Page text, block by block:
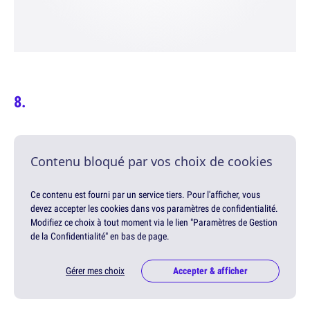
Contenu bloqué par vos choix de cookies
Ce contenu est fourni par un service tiers. Pour l'afficher, vous
devez accepter les cookies dans vos paramètres de confidentialité.
Modifiez ce choix à tout moment via le lien "Paramètres de Gestion
de la Confidentialité" en bas de page.
Gérer mes choix Accepter & afficher